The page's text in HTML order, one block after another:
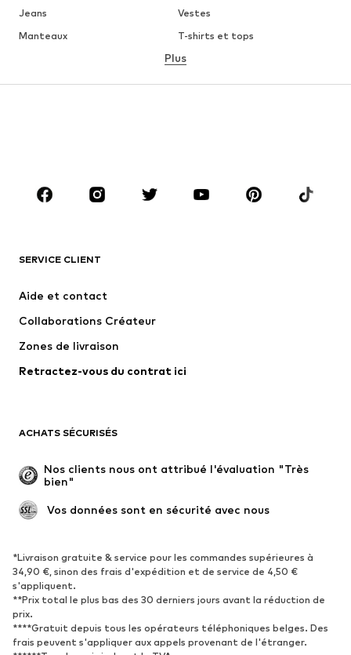
Jeans
Vestes
Manteaux
T-shirts et tops
Lingerie
Jupes
Blouses et tuniques
Accessoires
Premium
Nouveautés
Lingerie
Manteaux
Jupes
Occasions spéciales
Exclusif
Remise à neuf
Nouveautés
Tendance
Baskets
Bottines
Escarpins et talons hauts
Bottes
Sandales
Chaussures basses
Chaussures de sport
Ballerines
Plus
SERVICE CLIENT
Aide et contact
Collaborations Créateur
Zones de livraison
Retractez-vous du contrat ici
ACHATS SÉCURISÉS
Nos clients nous ont attribué l'évaluation "Très
bien"
Vos données sont en sécurité avec nous
*Livraison gratuite & service pour les commandes supérieures à
34,90 €, sinon des frais d'expédition et de service de 4,50 €
s'appliquent.
**Prix total le plus bas des 30 derniers jours avant la réduction de
prix.
****Gratuit depuis tous les opérateurs téléphoniques belges. Des
frais peuvent s'appliquer aux appels provenant de l'étranger.